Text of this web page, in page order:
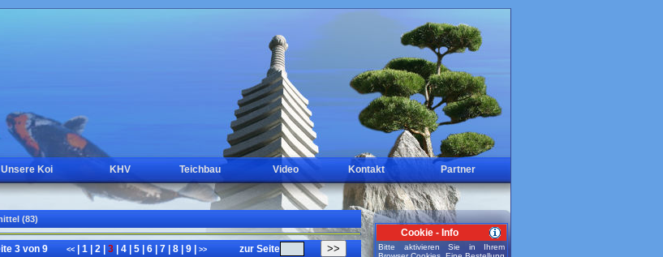
Unsere Koi KHV Teichbau Video Kontakt Partner
(83)
3 von 9 << 1 2 3 4 5 6 7 8 9 >> zur Seite >>
Cookie - Info
Bitte aktivieren Sie in Ihrem